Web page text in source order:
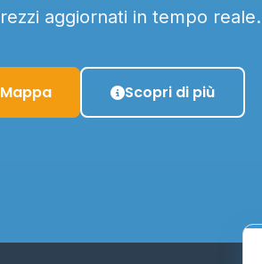
aggiornati in tempo reale.
Scopri di più